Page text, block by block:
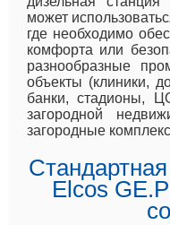
может
где необходимо
комфорта или
разнообразные
объекты (клиники,
банки, стадионы,
загородной
загородные
Elcos